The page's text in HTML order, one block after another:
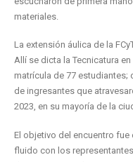
materiales.
La extensión áulica de la
Allí se dicta la Tecnicatura
matrícula de 77 estudiantes;
de ingresantes que
2023, en su mayoría de la
El objetivo del encuentro
fluido con los